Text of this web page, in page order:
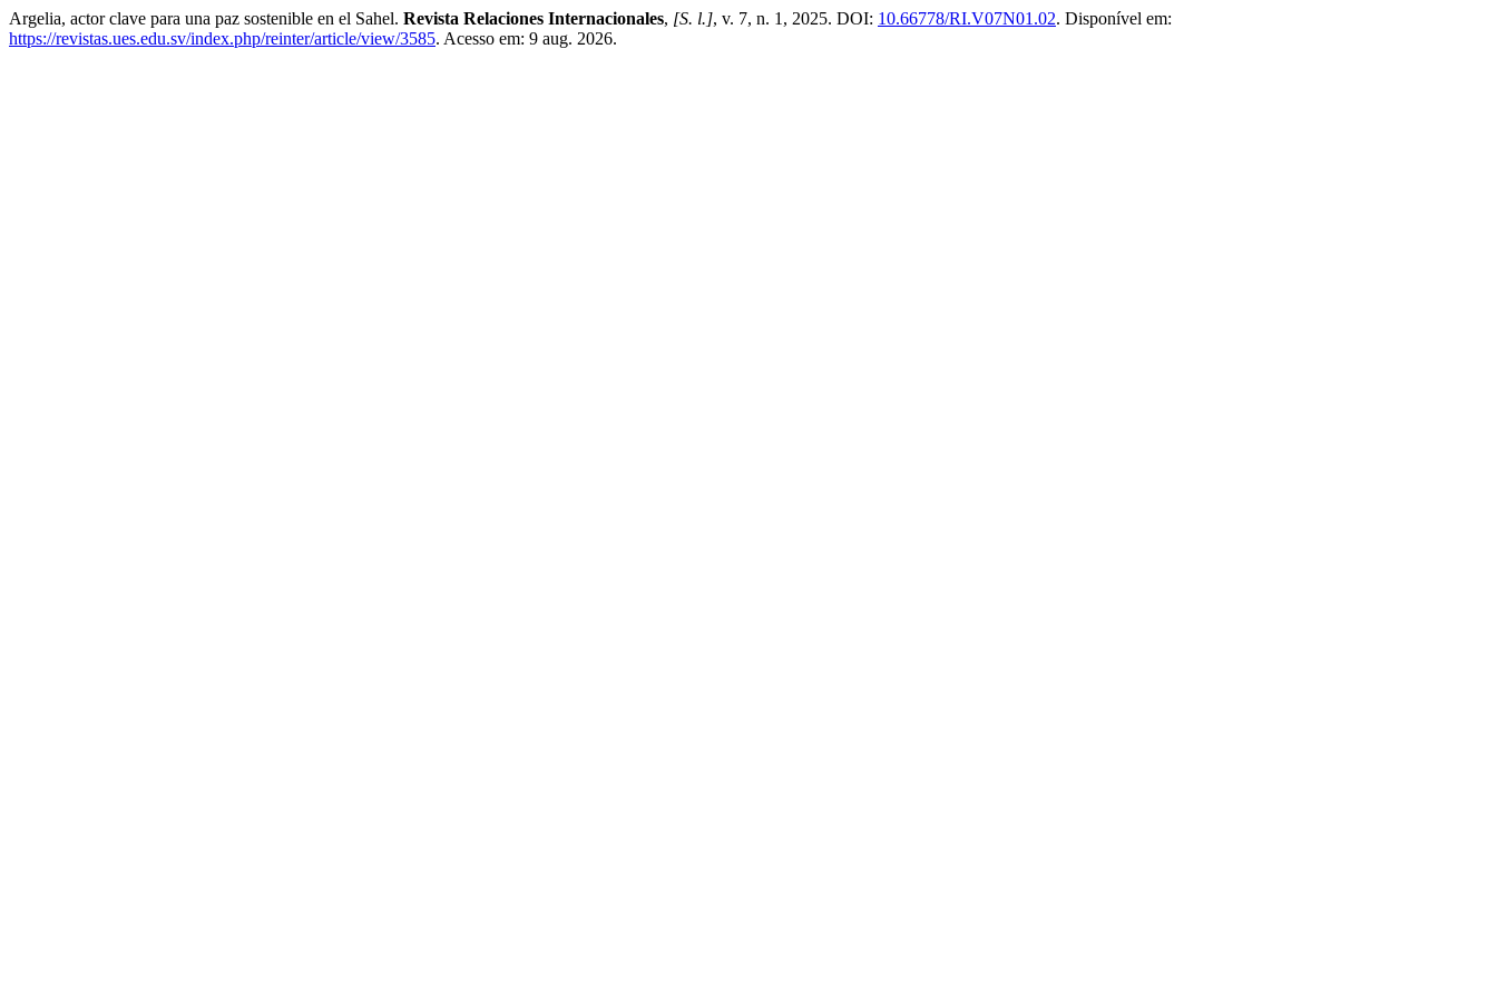
Argelia, actor clave para una paz sostenible en el Sahel. Revista Relaciones Internacionales, [S. l.], v. 7, n. 1, 2025. DOI: 10.66778/RI.V07N01.02. Disponível em:
https://revistas.ues.edu.sv/index.php/reinter/article/view/3585. Acesso em: 9 aug. 2026.